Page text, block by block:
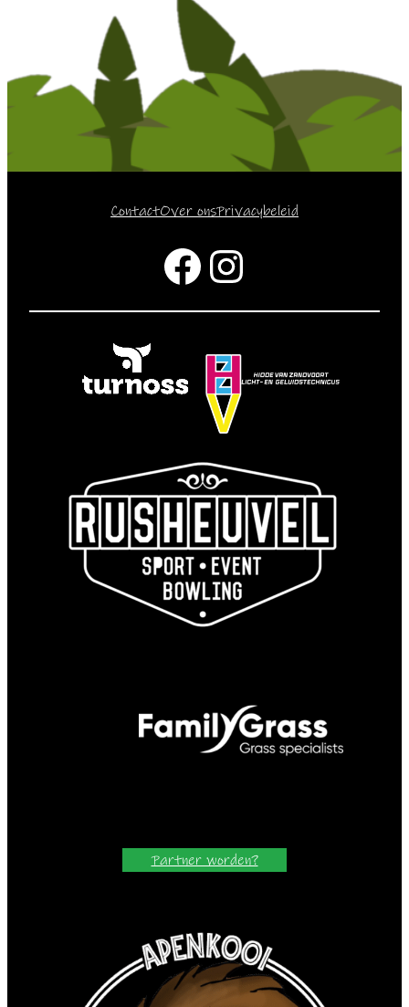
ContactOver onsPrivacybeleid
Facebook Instagram
Partner worden?